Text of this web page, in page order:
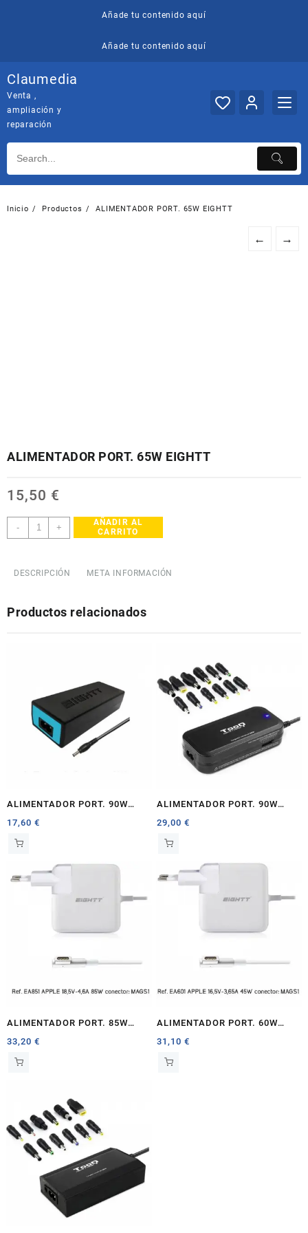
Añade tu contenido aquí
Añade tu contenido aquí
Claumedia
Venta ,
ampliación y
reparación
Inicio Productos ALIMENTADOR PORT. 65W EIGHTT
← →
ALIMENTADOR PORT. 65W EIGHTT
15,50 €
-
ALIMENTADOR
PORT.
+
AÑADIR AL
CARRITO
DESCRIPCIÓN META INFORMACIÓN
Productos relacionados
ALIMENTADOR PORT. 90W
EIGHTT ESPECIFICO ACER
17,60 €
ALIMENTADOR PORT. 90W
TOOQ MAN UAL 2 X USB 12
CONECTORES
29,00€
ALIMENTADOR PORT. 85W
EIGHTT ESPECIFICO APPLE
33,20 €
ALIMENTADOR PORT. 60W
EIGHTT ESPECIFICO APPLE
31,10€